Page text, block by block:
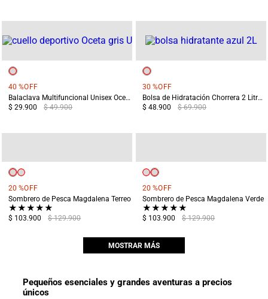
40 %OFF
Balaclava Multifuncional Unisex Oceta Gris
$ 29.900
$ 49.900
30 %OFF
Bolsa de Hidratación Chorrera 2 Litros Azul
$ 48.900
$ 69.900
20 %OFF
Sombrero de Pesca Magdalena Terreo
★★★★★
$ 103.900 $ 129.900
20 %OFF
Sombrero de Pesca Magdalena Verde
★★★★★
$ 103.900 $ 129.900
MOSTRAR MÁS
Pequeños esenciales y grandes aventuras a precios
únicos